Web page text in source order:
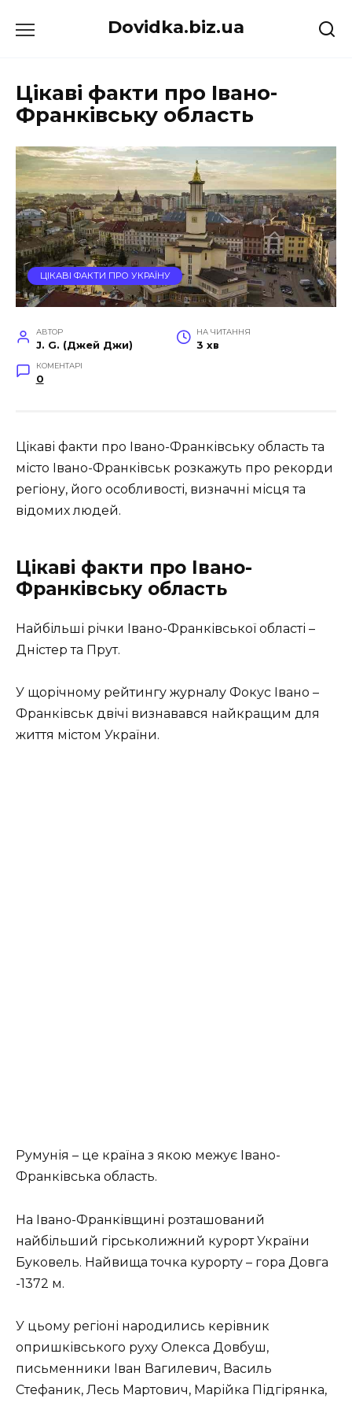
до
Dovidka.biz.ua
Цікаві факти про Івано-
Франківську область
ЦІКАВІ ФАКТИ ПРО УКРАЇНУ
АВТОР
J. G. (Джей Джи)
НА ЧИТАННЯ
3 хв
КОМЕНТАРІ
0
Цікаві факти про Івано-Франківську область та
місто Івано-Франківськ розкажуть про рекорди
регіону, його особливості, визначні місця та
відомих людей.
Цікаві факти про Івано-
Франківську область
Найбільші річки Івано-Франківської області –
Дністер та Прут.
У щорічному рейтингу журналу Фокус Івано –
Франківськ двічі визнавався найкращим для
життя містом України.
Румунія – це країна з якою межує Івано-
Франківська область.
На Івано-Франківщині розташований
найбільший гірськолижний курорт України
Буковель. Найвища точка курорту – гора Довга
-1372 м.
У цьому регіоні народились керівник
опришківського руху Олекса Довбуш,
письменники Іван Вагилевич, Василь
Стефаник, Лесь Мартович, Марійка Підгірянка,